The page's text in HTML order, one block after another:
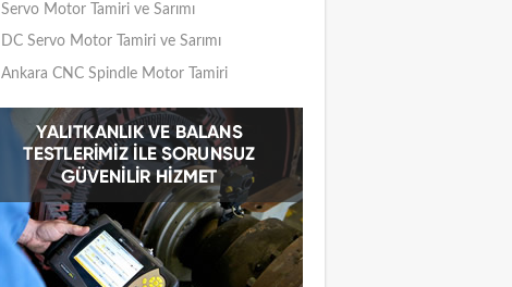
Servo Motor Tamiri ve Sarımı
DC Servo Motor Tamiri ve Sarımı
Ankara CNC Spindle Motor Tamiri